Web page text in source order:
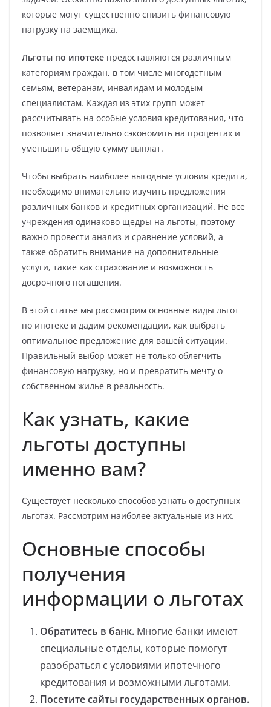
которые могут существенно снизить финансовую
нагрузку на заемщика.
Льготы по ипотеке предоставляются различным
категориям граждан, в том числе многодетным
семьям, ветеранам, инвалидам и молодым
специалистам. Каждая из этих групп может
рассчитывать на особые условия кредитования, что
позволяет значительно сэкономить на процентах и
уменьшить общую сумму выплат.
Чтобы выбрать наиболее выгодные условия кредита,
необходимо внимательно изучить предложения
различных банков и кредитных организаций. Не все
учреждения одинаково щедры на льготы, поэтому
важно провести анализ и сравнение условий, а
также обратить внимание на дополнительные
услуги, такие как страхование и возможность
досрочного погашения.
В этой статье мы рассмотрим основные виды льгот
по ипотеке и дадим рекомендации, как выбрать
оптимальное предложение для вашей ситуации.
Правильный выбор может не только облегчить
финансовую нагрузку, но и превратить мечту о
собственном жилье в реальность.
Как узнать, какие
льготы доступны
именно вам?
Существует несколько способов узнать о доступных
льготах. Рассмотрим наиболее актуальные из них.
Основные способы
получения
информации о льготах
Обратитесь в банк. Многие банки имеют
специальные отделы, которые помогут
разобраться с условиями ипотечного
кредитования и возможными льготами.
Посетите сайты государственных органов.